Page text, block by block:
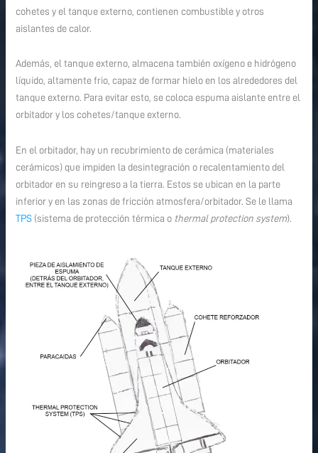
cohetes y el tanque externo, contienen combustible y otros
aislantes de calor.
Además, el tanque externo, almacena también oxígeno e hidrógeno
líquido, altamente frio, capaz de formar hielo en los alrededores del
tanque externo. Para evitar esto, se coloca espuma aislante entre el
orbitador y los cohetes/tanque externo.
En el orbitador, hay un recubrimiento de cerámica (materiales
cerámicos) que impiden la desintegración o recalentamiento del
orbitador en su reingreso a la tierra. Estos se ubican en la parte
inferior y en las zonas de fricción atmosfera/orbitador. Se le llama
TPS (sistema de protección térmica o thermal protection system).